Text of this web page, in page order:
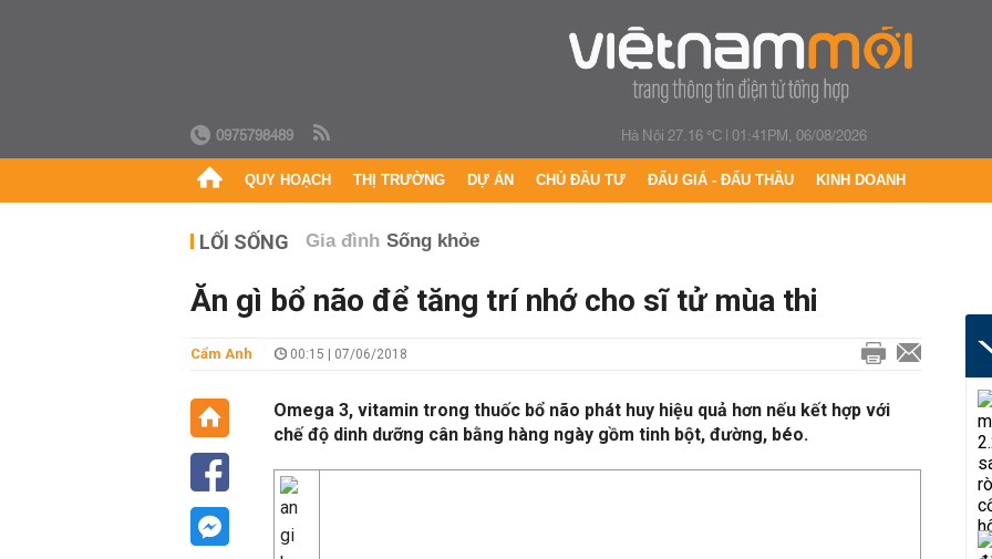
0975798489 Hà Nội 27.16 °C|01:41PM, 06/08/2026
QUY HOẠCH THỊ TRƯỜNG DỰ ÁN CHỦ ĐẦU TƯ ĐẤU GIÁ - ĐẤU THẦU KINH DOANH
LỐI SỐNG Gia đình Sống khỏe
Ăn gì bổ não để tăng trí nhớ cho sĩ tử mùa thi
Cẩm Anh 00:15 | 07/06/2018
Omega 3, vitamin trong thuốc bổ não phát huy hiệu quả hơn nếu kết hợp với
chế độ dinh dưỡng cân bằng hàng ngày gồm tinh bột, đường, béo.